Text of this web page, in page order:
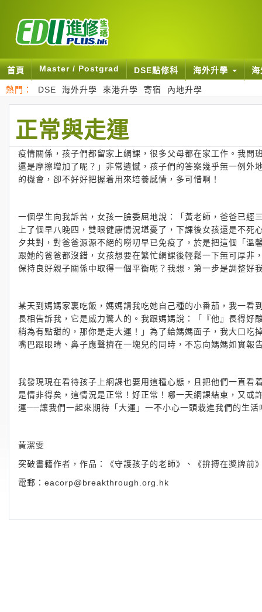
首頁 Master / Postgrad DSE點修科 海外升學
熱門： DSE 海外升學 來港升學 寄宿 內地升學
正常與走運
疫情關係，孩子們都留家上網課，很多父母都在家工作。我
還是摩擦增加了呢？」非常遺憾，孩子們的答案幾乎無一例
的機會，卻不好好把握着用來培養感情，多可惜啊！
一個學生向我訴苦，女孩一臉委屈地說：「黃老師，爸爸已
上了個早八晚四，雙眼健康情況堪憂了，下課後女孩還是不
夕共對，對爸爸源源不絕的嘮叨早已免疫了，於是把這個「
跟她的爸爸都沒錯，女孩想要在繁忙網課後輕鬆一下無可厚
保持良好親子關係中取得一個平衡呢？我想，第一步是調整好
某天到媽媽家裏吃飯，媽媽請我吃她自己種的小番茄，我一
長相告訴我，它是威力驚人的。我跟媽媽說：「『他』長得
稍為有點甜的，那你是走大運！」為了給媽媽面子，我大口
嘴巴跟眼睛、鼻子應聲擠在一塊兒的同時，不忘向媽媽如實報
我發現現在看待孩子上網課也要用這種心態，且把他們一直
是情非得矣，這情況是正常！好正常！哪一天網課結束，又
運──讓我們一起來期待「大運」一不小心一頭栽進我們的生活
黃潔雯
突破書籍作者，作品：《守護孩子的老師》、《拚搏在獎牌前
電郵： eacorp@breakthrough.org.hk